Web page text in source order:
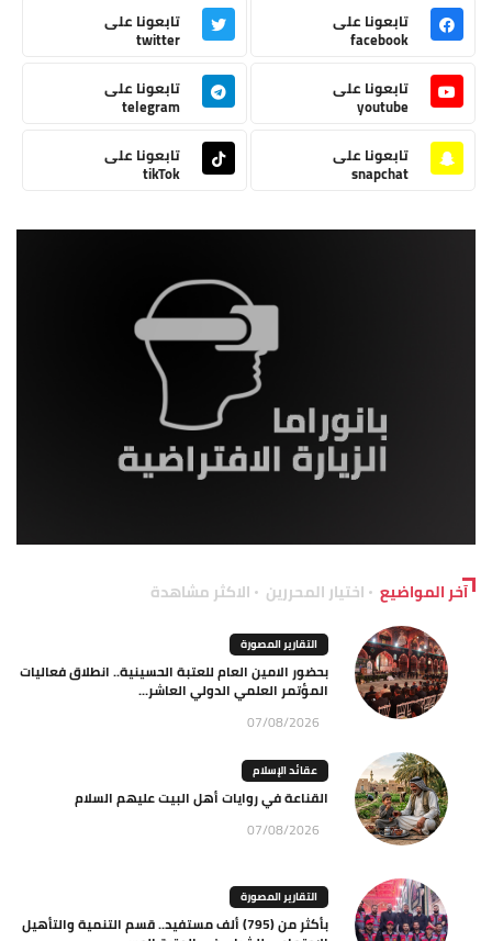
تابعونا على
facebook
تابعونا على
twitter
تابعونا على
youtube
تابعونا على
telegram
تابعونا على
snapchat
تابعونا على
tikTok
آخر المواضيع اختيار المحررين الاكثر مشاهدة
التقارير المصورة
بحضور الامين العام للعتبة الحسينية.. انطلاق فعاليات
المؤتمر العلمي الدولي العاشر...
07/08/2026
عقائد الإسلام
القناعة في روايات أهل البيت عليهم السلام
07/08/2026
التقارير المصورة
بأكثر من (795) ألف مستفيد.. قسم التنمية والتأهيل